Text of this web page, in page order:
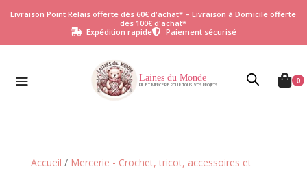
Livraison Point Relais offerte dès 60€ d'achat* – Livraison à Domicile offerte
dès 100€ d'achat*
 Expédition rapide Paiement sécurisé
Laines du Monde
FIL ET MERCERIE POUR TOUS VOS PROJETS  0
Accueil / Mercerie - Crochet, tricot, accessoires et